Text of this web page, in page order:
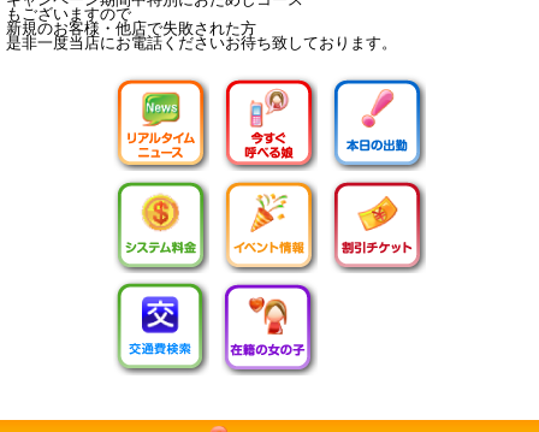
もございますので
新規のお客様・他店で失敗された方
是非一度当店にお電話くださいお待ち致しております。